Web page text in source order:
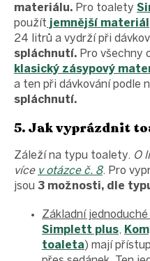
materiálu. Pro toalety
použít jemnější materiál
24 litrů a vydrží při
spláchnutí. Pro všechny
klasický zásypový
a ten při dávkování podle
spláchnutí.
5. Jak vyprázdnit
Záleží na typu toalety. O
více v otázce č. 8. Pro
jsou 3 možnosti, dle
Základní
Simplett plus,
toaleta) mají